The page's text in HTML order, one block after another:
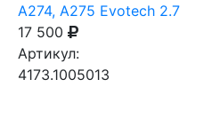
А274, А275 Evotech 2.7
17 500
Артикул:
4173.1005013